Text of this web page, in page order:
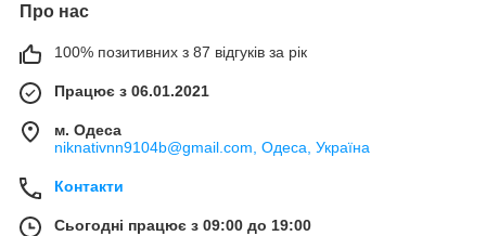
Про нас
100% позитивних з 87 відгуків за рік
Працює з 06.01.2021
м. Одеса
niknativnn9104b@gmail.com, Одеса, Україна
Контакти
Сьогодні працює з 09:00 до 19:00